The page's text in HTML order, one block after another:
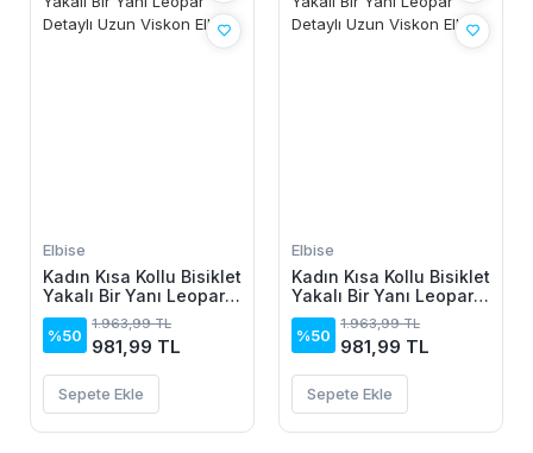
Elbise
Kadın Kısa Kollu Bisiklet
Yakalı Bir Yanı Leopar
Detaylı Uzun Viskon
Elbise
%50
1.963,99 TL
981,99 TL
Sepete Ekle
Elbise
Kadın Kısa Kollu Bisiklet
Yakalı Bir Yanı Leopar
Detaylı Uzun Viskon
Elbise
%50
1.963,99 TL
981,99 TL
Sepete Ekle